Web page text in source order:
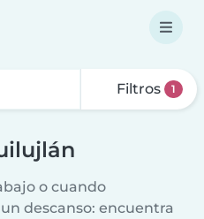
Filtros 1
o cuando
descanso: encuentra